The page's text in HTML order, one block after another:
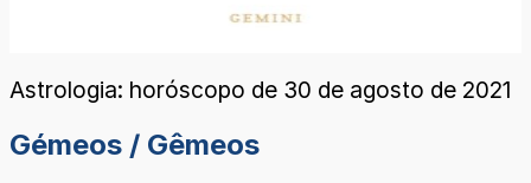
Astrologia: horóscopo de 30 de agosto de 2021
Gémeos / Gêmeos